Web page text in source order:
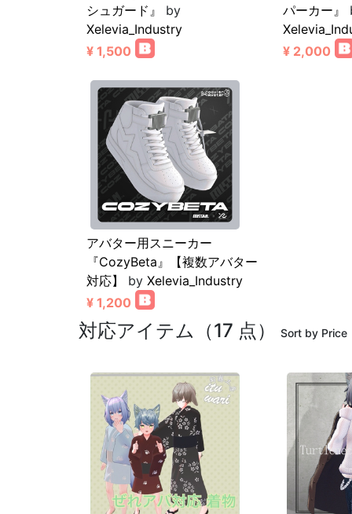
シュガード』
by
Xelevia_Industry
¥ 1,500
パーカー』
¥ 2,000
アバター用スニーカー
『CozyBeta』【複数アバター
対応】
by Xelevia_Industry
¥ 1,200
対応アイテム（17 点） Sort by Price